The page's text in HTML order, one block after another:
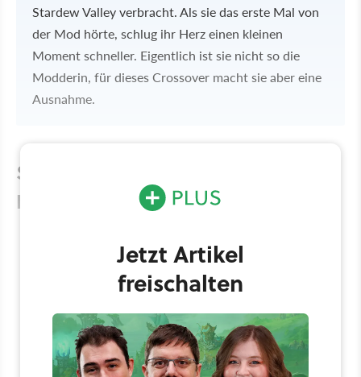
Stardew Valley verbracht. Als sie das erste Mal von
der Mod hörte, schlug ihr Herz einen kleinen
Moment schneller. Eigentlich ist sie nicht so die
Modderin, für dieses Crossover macht sie aber eine
Ausnahme.
Schattenherz, Astarion und Co. zu
Besuch in Pelican Town
Jetzt Artikel
freischalten